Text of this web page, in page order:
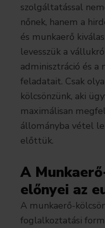
szolgáltatással
nőnek, hanem a
és munkaerő
levesszük a
adminisztráció és a
feladatait. Csak
kölcsönzünk, aki
maximálisan
állományba vétel
előttük.
A
előnyei az
A munkaerő-
foglalkoztatási